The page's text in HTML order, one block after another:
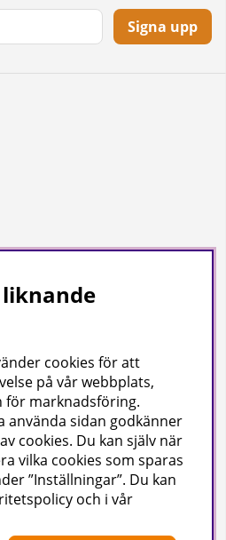
Signa upp
till oss
och mycket mer
liknande
cookies för att
på vår webbplats,
för marknadsföring.
använda sidan godkänner
cookies. Du kan själv när
vilka cookies som sparas
”Inställningar”. Du kan
och i vår